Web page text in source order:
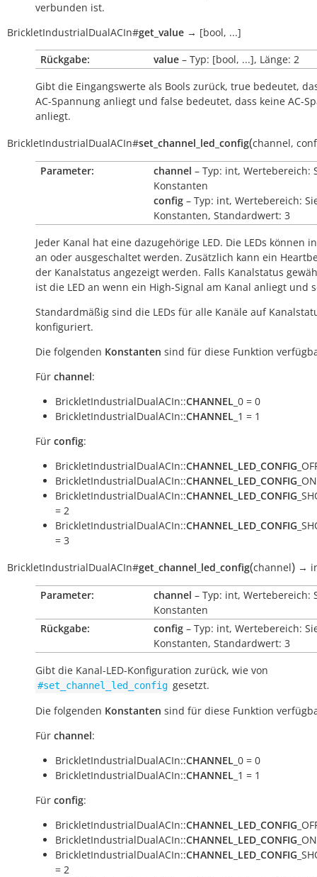
verbunden ist.
BrickletIndustrialDualACIn#get_value → [bool, ...]
Rückgabe:
value – Typ: [bool, ...], Länge: 2
Gibt die Eingangswerte als Bools zurück, true bedeutet,
AC-Spannung anliegt und false bedeutet, dass keine AC-
anliegt.
BrickletIndustrialDualACIn#set_channel_led_config(channel,
Parameter: channel – Typ: int, Wertebereich:
Konstanten
config – Typ: int, Wertebereich:
Konstanten, Standardwert: 3
Jeder Kanal hat eine dazugehörige LED. Die LEDs können
an oder ausgeschaltet werden. Zusätzlich kann ein
der Kanalstatus angezeigt werden. Falls Kanalstatus
ist die LED an wenn ein High-Signal am Kanal anliegt und
Standardmäßig sind die LEDs für alle Kanäle auf
konfiguriert.
Die folgenden Konstanten sind für diese Funktion
Für channel:
BrickletIndustrialDualACIn::CHANNEL _0 = 0
BrickletIndustrialDualACIn::CHANNEL _1 = 1
Für config:
BrickletIndustrialDualACIn::CHANNEL_LED_CONFIG
BrickletIndustrialDualACIn::CHANNEL_LED_CONFIG
BrickletIndustrialDualACIn::CHANNEL_LED_CONFIG
= 2
BrickletIndustrialDualACIn::CHANNEL_LED_CONFIG
= 3
BrickletIndustrialDualACIn#get_channel_led_config(channel) →
Parameter: channel – Typ: int, Wertebereich:
Konstanten
Rückgabe:
config – Typ: int, Wertebereich:
Konstanten, Standardwert: 3
Gibt die Kanal-LED-Konfiguration zurück, wie von
#set_channel_led_config gesetzt.
Die folgenden Konstanten sind für diese Funktion
Für channel:
BrickletIndustrialDualACIn::CHANNEL _0 = 0
BrickletIndustrialDualACIn::CHANNEL _1 = 1
Für config:
BrickletIndustrialDualACIn::CHANNEL_LED_CONFIG
BrickletIndustrialDualACIn::CHANNEL_LED_CONFIG
BrickletIndustrialDualACIn::CHANNEL_LED_CONFIG
= 2